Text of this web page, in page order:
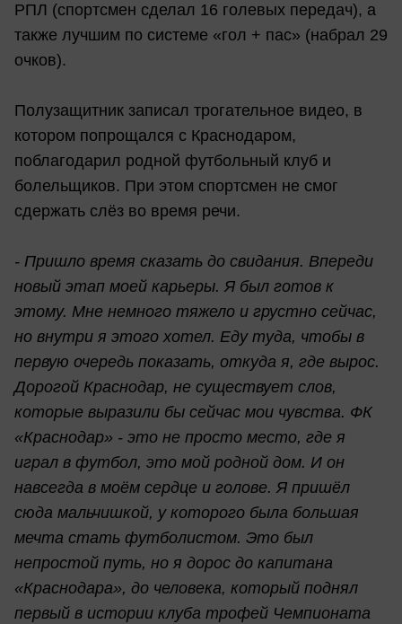
РПЛ (спортсмен сделал 16 голевых передач), а
также лучшим по системе «гол + пас» (набрал 29
очков).
Полузащитник записал трогательное видео, в
котором попрощался с Краснодаром,
поблагодарил родной футбольный клуб и
болельщиков. При этом спортсмен не смог
сдержать слёз во время речи.
- Пришло время сказать до свидания. Впереди
новый этап моей карьеры. Я был готов к
этому. Мне немного тяжело и грустно сейчас,
но внутри я этого хотел. Еду туда, чтобы в
первую очередь показать, откуда я, где вырос.
Дорогой Краснодар, не существует слов,
которые выразили бы сейчас мои чувства. ФК
«Краснодар» - это не просто место, где я
играл в футбол, это мой родной дом. И он
навсегда в моём сердце и голове. Я пришёл
сюда мальчишкой, у которого была большая
мечта стать футболистом. Это был
непростой путь, но я дорос до капитана
«Краснодара», до человека, который поднял
первый в истории клуба трофей Чемпионата